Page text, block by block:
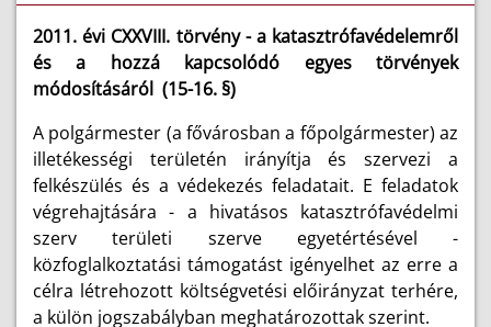
2011. évi CXXVIII. törvény - a katasztrófavédelemről
és a hozzá kapcsolódó egyes törvények
módosításáról (15-16. §)
A polgármester (a fővárosban a főpolgármester) az
illetékességi területén irányítja és szervezi a
felkészülés és a védekezés feladatait. E feladatok
végrehajtására - a hivatásos katasztrófavédelmi
szerv területi szerve egyetértésével -
közfoglalkoztatási támogatást igényelhet az erre a
célra létrehozott költségvetési előirányzat terhére,
a külön jogszabályban meghatározottak szerint.